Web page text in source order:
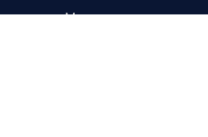
Mccms